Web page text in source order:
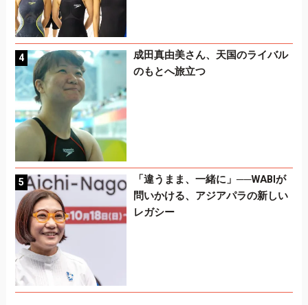
成田真由美さん、天国のライバル
のもとへ旅立つ
「違うまま、一緒に」──WABIが
問いかける、アジアパラの新しい
レガシー